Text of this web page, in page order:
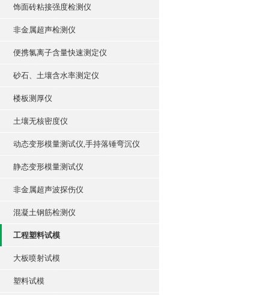
饰面砖粘接强度检测仪
非金属超声检测仪
便携氯离子含量快速测定仪
砂石、土壤含水率测定仪
楼板测厚仪
土壤无核密度仪
动态变形模量测试仪,手持落锤弯沉仪
静态变形模量测试仪
非金属超声波探伤仪
混凝土钢筋检测仪
工程塑料试模
大板喷射试模
塑料试模